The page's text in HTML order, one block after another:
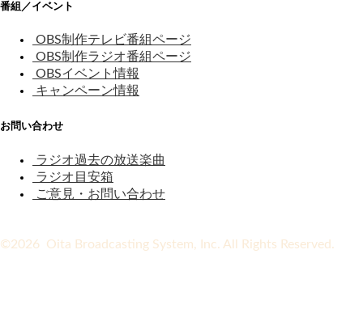
番組／イベント
OBS制作テレビ番組ページ
OBS制作ラジオ番組ページ
OBSイベント情報
キャンペーン情報
お問い合わせ
ラジオ過去の放送楽曲
ラジオ目安箱
ご意見・お問い合わせ
©2026 Oita Broadcasting System, Inc. All Rights Reserved.